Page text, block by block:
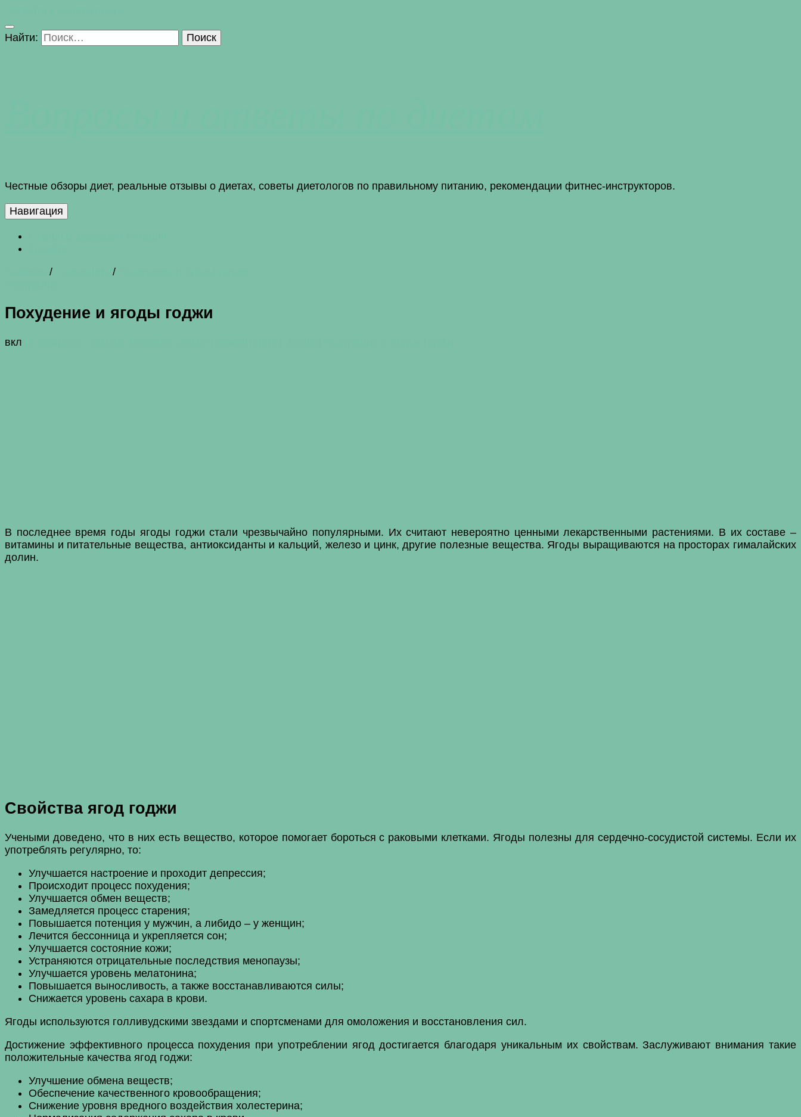
Найти:
Честные обзоры диет, реальные отзывы о диетах, советы диетологов по правильному питанию, рекомендации фитнес-инструкторов.
Навигация
/ /
Похудение и ягоды годжи
вкл
В последнее время годы ягоды годжи стали чрезвычайно популярными. Их считают невероятно ценными лекарственными растениями. В их составе –
витамины и питательные вещества, антиоксиданты и кальций, железо и цинк, другие полезные вещества. Ягоды выращиваются на просторах гималайских
долин.
Свойства ягод годжи
Учеными доведено, что в них есть вещество, которое помогает бороться с раковыми клетками. Ягоды полезны для сердечно-сосудистой системы. Если их
употреблять регулярно, то:
Улучшается настроение и проходит депрессия;
Происходит процесс похудения;
Улучшается обмен веществ;
Замедляется процесс старения;
Повышается потенция у мужчин, а либидо – у женщин;
Лечится бессонница и укрепляется сон;
Улучшается состояние кожи;
Устраняются отрицательные последствия менопаузы;
Улучшается уровень мелатонина;
Повышается выносливость, а также восстанавливаются силы;
Снижается уровень сахара в крови.
Ягоды используются голливудскими звездами и спортсменами для омоложения и восстановления сил.
Достижение эффективного процесса похудения при употреблении ягод достигается благодаря уникальным их свойствам. Заслуживают внимания такие
положительные качества ягод годжи:
Улучшение обмена веществ;
Обеспечение качественного кровообращения;
Снижение уровня вредного воздействия холестерина;